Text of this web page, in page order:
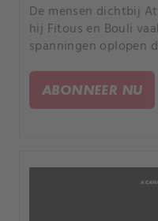
De mensen dichtbij
hij Fitous en Bouli
spanningen oplopen
ABONNEER NU